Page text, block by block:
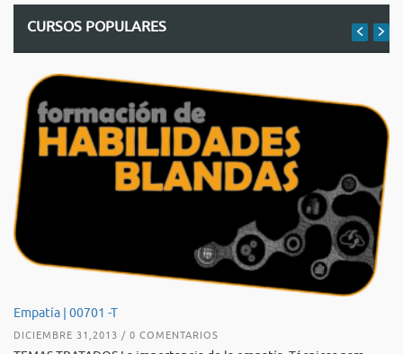
CURSOS POPULARES
Empatía | 00701 -T
DICIEMBRE 31,2013 / 0 COMENTARIOS